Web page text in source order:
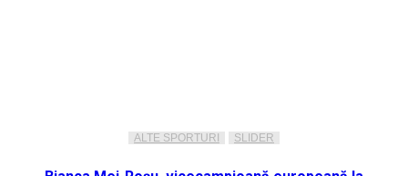
ALTE SPORTURI SLIDER